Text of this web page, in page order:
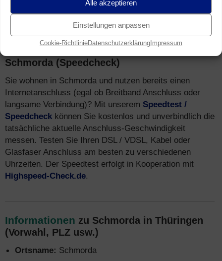
Alle akzeptieren
Einstellungen anpassen
Cookie-RichtlinieDatenschutzerklärung Impressum
Schmorda (Speedcheck)
Sie wohnen in Schmorda und nutzen bereits einen
Internetanschluss (egal ob Breitband Anschluss oder
langsame Verbindung)? Mit unserem Speedtest /
Speedcheck können Sie kostenlos und unverbindlich die
tatsächliche aktuelle Anschluss-Geschwindigkeit
messen. Testen Sie Ihren DSL / VDSL, Kabel oder
Glasfaser Anschluss am besten zu verschiedenen
Uhrzeiten. Der Speedtest erfolgt in Kooperation mit
Highspeed-Check.de.
Informationen zu Schmorda in Thüringen
(Vorwahl, PLZ usw.)
Ortsname: Schmorda